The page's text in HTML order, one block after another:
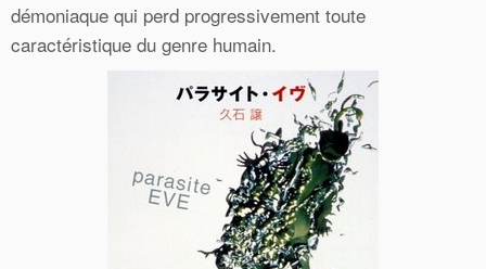
démoniaque qui perd progressivement toute
caractéristique du genre humain.